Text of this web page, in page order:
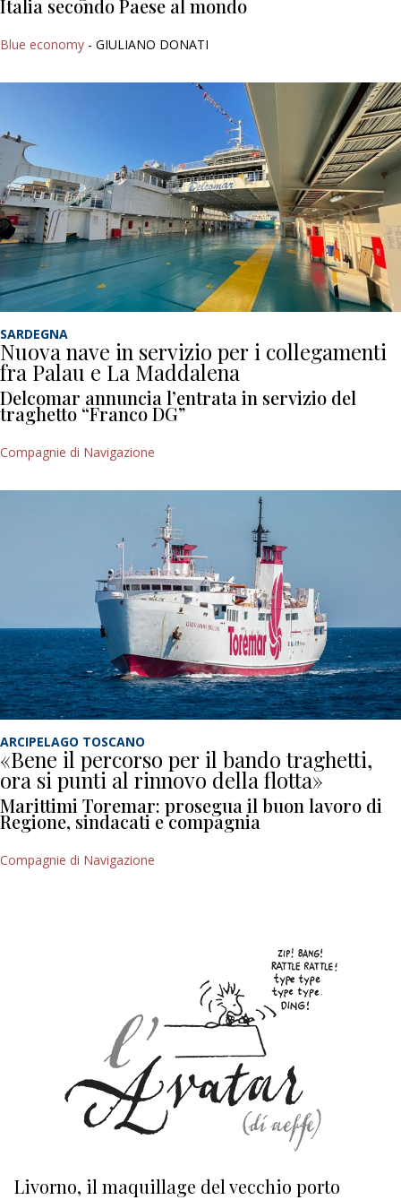
Italia secondo Paese al mondo
Blue economy - GIULIANO DONATI
SARDEGNA
Nuova nave in servizio per i collegamenti
fra Palau e La Maddalena
Delcomar annuncia l’entrata in servizio del
traghetto “Franco DG”
Compagnie di Navigazione
ARCIPELAGO TOSCANO
«Bene il percorso per il bando traghetti,
ora si punti al rinnovo della flotta»
Marittimi Toremar: prosegua il buon lavoro di
Regione, sindacati e compagnia
Compagnie di Navigazione
Livorno, il maquillage del vecchio porto